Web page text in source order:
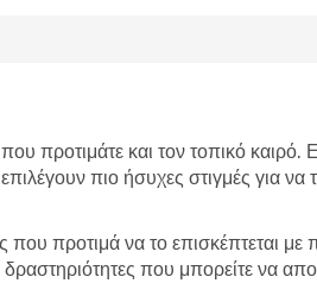
προτιμάτε και τον τοπικό
πιο ήσυχες στιγμές για να
προτιμά να το επισκέπτεται με
δραστηριότητες που μπορείτε να